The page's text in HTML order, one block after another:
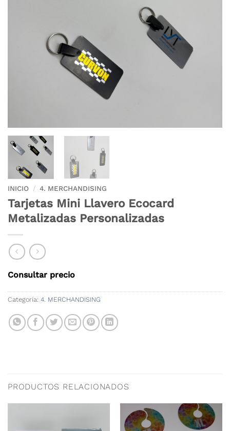
INICIO / 4. MERCHANDISING
Tarjetas Mini Llavero Ecocard
Metalizadas Personalizadas
Consultar precio
Categoría: 4. MERCHANDISING
PRODUCTOS RELACIONADOS